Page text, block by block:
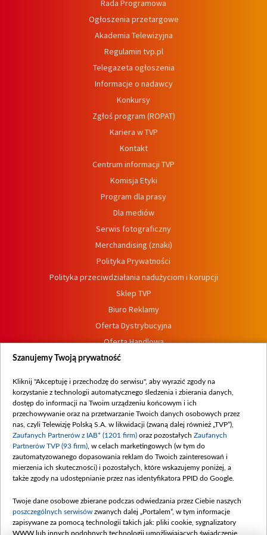
Rada Programowa
Ogłoszenia przetargowe
Akademia Telewizyjna
Regulamin tvp.pl
Telegazeta ogłoszenia
Informacje o nadawcy
Konkursy
Zgłoś program (ROPAT)
Kariera w TVP
Kontakt
Centrum informacji TVP
Komisja Etyki
Program dla prasy
Dla mediów
Serwis fotograficzny
Merchandising (znaki)
Polityka Prywatności
Polityka przeciwdziałania nadużyciom i korupcji
Sklep TVP
Biuro Reklamy
Oferta Dystrybucyjna
Oferta Handlowa
Dostępność
Procedura zgłoszeń wewnętrznych
Szanujemy Twoją prywatność
Kliknij "Akceptuję i przechodzę do serwisu", aby wyrazić zgody na
korzystanie z technologii automatycznego śledzenia i zbierania danych,
dostęp do informacji na Twoim urządzeniu końcowym i ich
przechowywanie oraz na przetwarzanie Twoich danych osobowych przez
nas, czyli Telewizję Polską S.A. w likwidacji (zwaną dalej również „TVP”),
Zaufanych Partnerów z IAB* (1201 firm) oraz pozostałych Zaufanych
Partnerów TVP (93 firm) , w celach marketingowych (w tym do
zautomatyzowanego dopasowania reklam do Twoich zainteresowań i
mierzenia ich skuteczności) i pozostałych, które wskazujemy poniżej, a
także zgody na udostępnianie przez nas identyfikatora PPID do Google.
Twoje dane osobowe zbierane podczas odwiedzania przez Ciebie naszych
poszczególnych serwisów zwanych dalej „Portalem”, w tym informacje
zapisywane za pomocą technologii takich jak: pliki cookie, sygnalizatory
WWW lub innych podobnych technologii umożliwiających świadczenie